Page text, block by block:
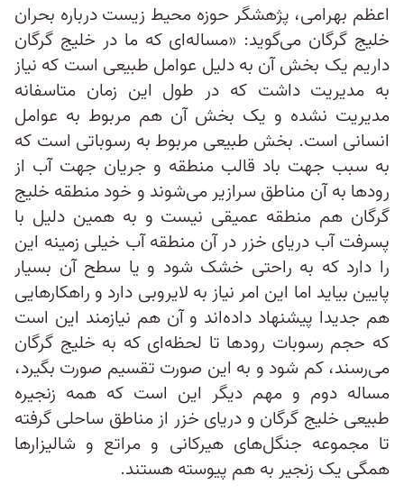
اعظم بهرامی، پژهشگر حوزه محیط زیست درباره بحران
خلیج گرگان می‌گوید: «مساله‌ای که ما در خلیج گرگان
داریم یک بخش آن به دلیل عوامل طبیعی است که نیاز
به مدیریت داشت که در طول این زمان متاسفانه
مدیریت نشده و یک بخش آن هم مربوط به عوامل
انسانی است. بخش طبیعی مربوط به رسوباتی است که
به سبب جهت باد قالب منطقه و جریان جهت آب از
رودها به آن مناطق سرازیر می‌شوند و خود منطقه خلیج
گرگان هم منطقه عمیقی نیست و به همین دلیل با
پسرفت آب دریای خزر در آن منطقه آب خیلی زمینه این
را دارد که به راحتی خشک شود و یا سطح آن بسیار
پایین بیاید اما این امر نیاز به لایروبی دارد و راهکارهایی
هم جدیدا پیشنهاد داده‌اند و آن هم نیازمند این است
که حجم رسوبات رودها تا لحظه‌ای که به خلیج گرگان
می‌رسند، کم شود و به این صورت تقسیم صورت بگیرد،
مساله دوم و مهم دیگر این است که همه زنجیره
طبیعی خلیج گرگان و دریای خزر از مناطق ساحلی گرفته
تا مجموعه جنگل‌های هیرکانی و مراتع و شالیزار‌ها
همگی یک زنجیر به هم پیوسته هستند.